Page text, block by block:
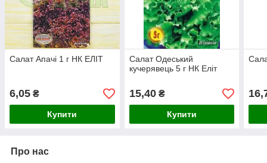
Салат Апачі 1 г НК ЕЛІТ
6,05 ₴
Купити
Салат Одеський
кучерявець 5 г НК Еліт
15,40₴
Купити
Про нас